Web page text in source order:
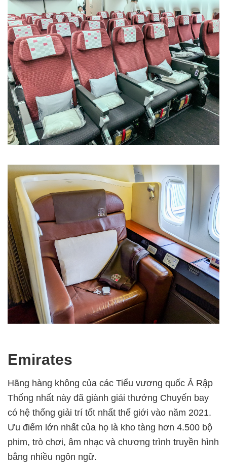
Emirates
Hãng hàng không của các Tiểu vương quốc Ả Rập
Thống nhất này đã giành giải thưởng Chuyến bay
có hệ thống giải trí tốt nhất thế giới vào năm 2021.
Ưu điểm lớn nhất của họ là kho tàng hơn 4.500 bộ
phim, trò chơi, âm nhạc và chương trình truyền hình
bằng nhiều ngôn ngữ.